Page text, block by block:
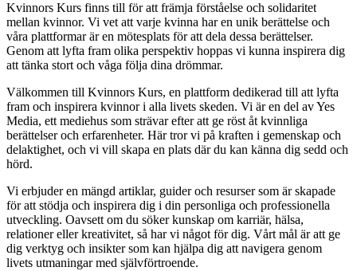
Kvinnors Kurs finns till för att främja förståelse och solidaritet
mellan kvinnor. Vi vet att varje kvinna har en unik berättelse och
våra plattformar är en mötesplats för att dela dessa berättelser.
Genom att lyfta fram olika perspektiv hoppas vi kunna inspirera dig
att tänka stort och våga följa dina drömmar.
Välkommen till Kvinnors Kurs, en plattform dedikerad till att lyfta
fram och inspirera kvinnor i alla livets skeden. Vi är en del av Yes
Media, ett mediehus som strävar efter att ge röst åt kvinnliga
berättelser och erfarenheter. Här tror vi på kraften i gemenskap och
delaktighet, och vi vill skapa en plats där du kan känna dig sedd och
hörd.
Vi erbjuder en mängd artiklar, guider och resurser som är skapade
för att stödja och inspirera dig i din personliga och professionella
utveckling. Oavsett om du söker kunskap om karriär, hälsa,
relationer eller kreativitet, så har vi något för dig. Vårt mål är att ge
dig verktyg och insikter som kan hjälpa dig att navigera genom
livets utmaningar med självförtroende.